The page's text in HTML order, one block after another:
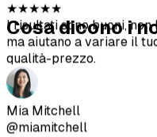
Cosa dicono i
★★★★★
Ho ottenuto degli ottimi
assumere un fotografo.
per il caricamento per i